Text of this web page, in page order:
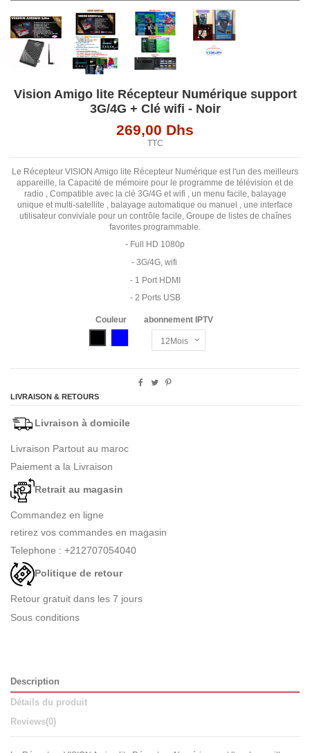
Vision Amigo lite Récepteur Numérique support
3G/4G + Clé wifi - Noir
269,00 Dhs
TTC
Le Récepteur VISION Amigo lite Récepteur Numérique est l'un des meilleurs
appareille, la Capacité de mémoire pour le programme de télévision et de
radio , Compatible avec la clé 3G/4G et wifi , un menu facile, balayage
unique et multi-satellite , balayage automatique ou manuel , une interface
utilisateur conviviale pour un contrôle facile, Groupe de listes de chaînes
favorites programmable.
- Full HD 1080p
- 3G/4G, wifi
- 1 Port HDMI
- 2 Ports USB
Couleur
abonnement IPTV
LIVRAISON & RETOURS
Livraison à domicile
Livraison Partout au maroc
Paiement a la Livraison
Retrait au magasin
Commandez en ligne
retirez vos commandes en magasin
Telephone : +212707054040
Politique de retour
Retour gratuit dans les 7 jours
Sous conditions
Description
Détails du produit
Reviews(0)